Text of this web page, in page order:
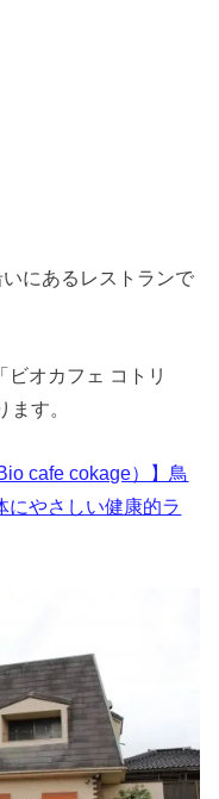
にあるレストランで
オカフェ コトリ
ます。
cafe cokage）】鳥
にやさしい健康的ラ